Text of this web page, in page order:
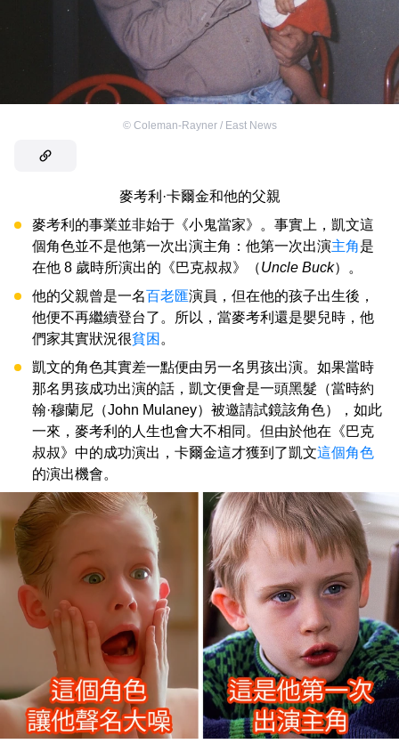
© Coleman-Rayner / East News
麥考利·卡爾金和他的父親
麥考利的事業並非始于《小鬼當家》。事實上，凱文這
個角色並不是他第一次出演主角：他第一次出演主角是
在他 8 歲時所演出的《巴克叔叔》（Uncle Buck）。
他的父親曾是一名百老匯演員，但在他的孩子出生後，
他便不再繼續登台了。所以，當麥考利還是嬰兒時，他
們家其實狀況很貧困 。
凱文的角色其實差一點便由另一名男孩出演。如果當時
那名男孩成功出演的話，凱文便會是一頭黑髮（當時約
翰·穆蘭尼（John Mulaney）被邀請試鏡該角色），如此
一來，麥考利的人生也會大不相同。但由於他在《巴克
叔叔》中的成功演出，卡爾金這才獲到了凱文這個角色
的演出機會。